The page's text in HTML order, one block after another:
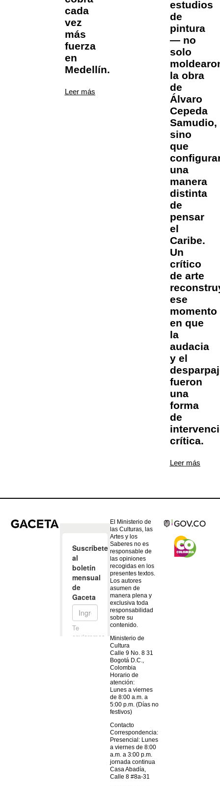
cada
vez
más
fuerza
en
Medellín.
Leer más
estudios
de
pintura
— no
solo
la obra
de
Álvaro
Cepeda
Samudio,
sino
que
una
manera
distinta
de
pensar
el
Caribe.
Un
crítico
de arte
ese
momento
en que
la
audacia
y el
fueron
una
forma
de
crítica.
Leer más
El Ministerio de
las Culturas, las
Artes y los
Saberes no es
responsable de
las opiniones
recogidas en los
presentes textos.
Los autores
asumen de
manera plena y
exclusiva toda
responsabilidad
sobre su
contenido.
Ministerio de
Cultura
Calle 9 No. 8 31
Bogotá D.C.,
Colombia
Horario de
atención:
Lunes a viernes
de 8:00 a.m. a
5:00 p.m. (Días no
festivos)
Contacto
Correspondencia:
Presencial: Lunes
a viernes de 8:00
a.m. a 3:00 p.m.
jornada continua
Casa Abadía,
Calle 8 #8a-31